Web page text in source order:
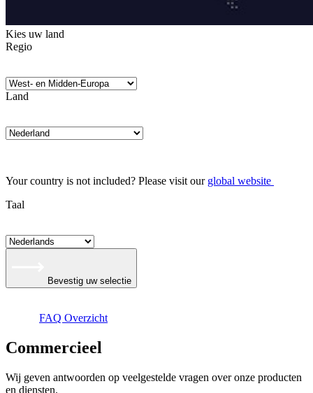
Kies uw land
Regio
Land
Your country is not included? Please visit our global website
Taal
Bevestig uw selectie
FAQ Overzicht
Commer­cieel
Wij geven antwoorden op veelgestelde vragen over onze producten
en diensten.